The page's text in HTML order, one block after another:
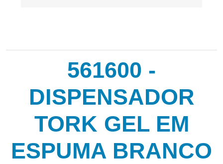
561600 -
DISPENSADOR
TORK GEL EM
ESPUMA BRANCO